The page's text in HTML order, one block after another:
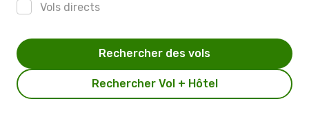
Vols directs
Rechercher Vol + Hôtel
Rechercher des vols